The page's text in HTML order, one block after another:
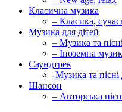
Класична музика
– Класика,
Музика для дітей
– Музика та
– Іноземна
Саундтрек
-Музика та пісні
Шансон
– Авторська